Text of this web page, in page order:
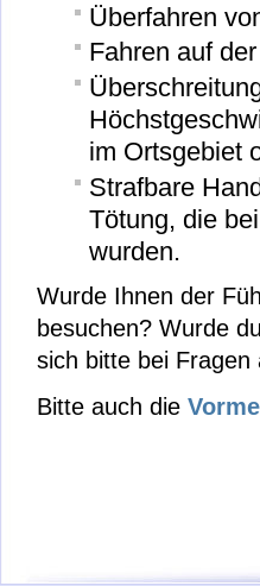
Überfahren
Fahren auf
im Ortsgebiet
Strafbare
Tötung, die
wurden.
Wurde Ihnen der
besuchen? Wurde
sich bitte bei
Bitte auch die